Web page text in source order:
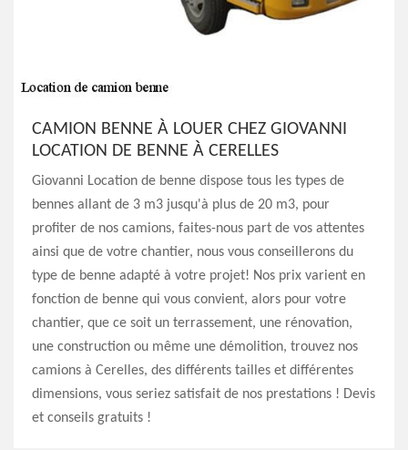
CAMION BENNE À LOUER CHEZ GIOVANNI
LOCATION DE BENNE À CERELLES
Giovanni Location de benne dispose tous les types de
bennes allant de 3 m3 jusqu'à plus de 20 m3, pour
profiter de nos camions, faites-nous part de vos attentes
ainsi que de votre chantier, nous vous conseillerons du
type de benne adapté à votre projet! Nos prix varient en
fonction de benne qui vous convient, alors pour votre
chantier, que ce soit un terrassement, une rénovation,
une construction ou même une démolition, trouvez nos
camions à Cerelles, des différents tailles et différentes
dimensions, vous seriez satisfait de nos prestations ! Devis
et conseils gratuits !